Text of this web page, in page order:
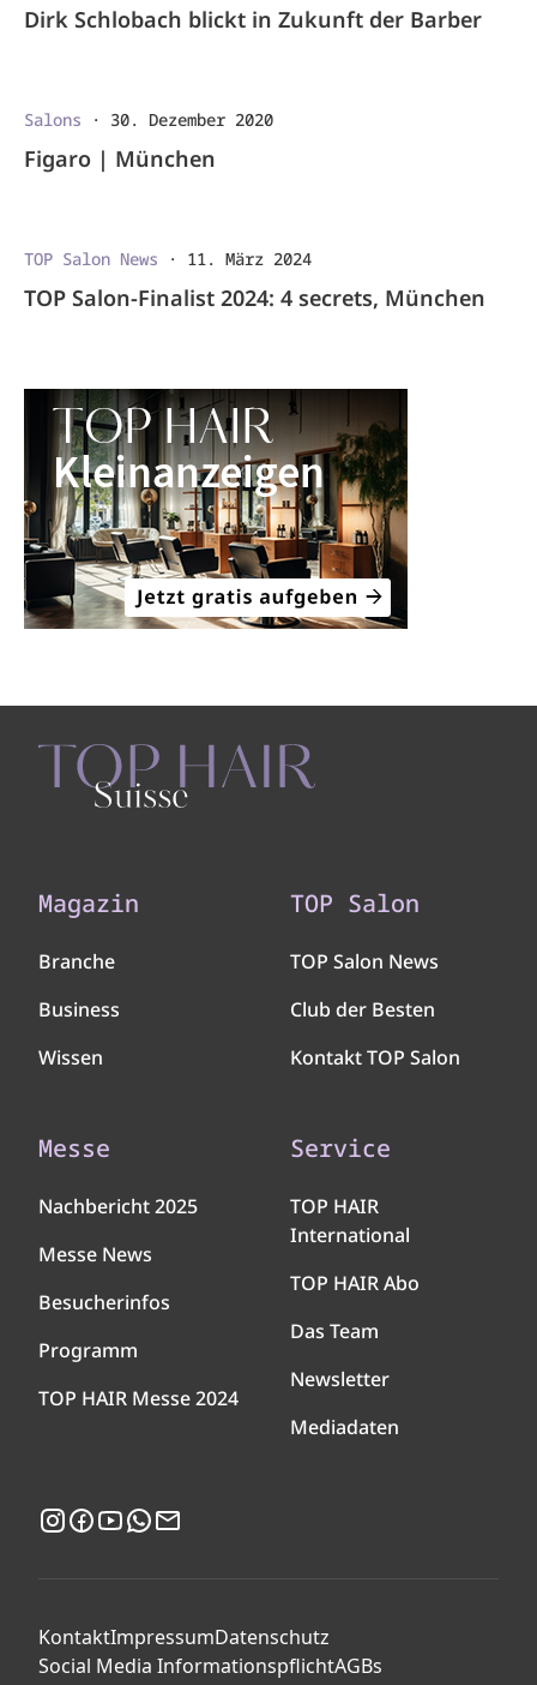
Dirk Schlobach blickt in Zukunft der Barber
Salons · 30. Dezember 2020
Figaro | München
TOP Salon News · 11. März 2024
TOP Salon-Finalist 2024: 4 secrets, München
Magazin
Branche
Business
Wissen
TOP Salon
TOP Salon News
Club der Besten
Kontakt TOP Salon
Messe
Nachbericht 2025
Messe News
Besucherinfos
Programm
TOP HAIR Messe 2024
Service
TOP HAIR
International
TOP HAIR Abo
Das Team
Newsletter
Mediadaten
Instagram
Facebook
YouTubeWhatsApp
KontaktImpressumDatenschutz
Social Media InformationspflichtAGBs